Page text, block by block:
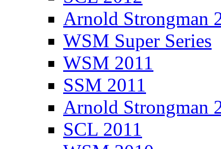
Arnold Strongman
WSM Super Series
WSM 2011
SSM 2011
Arnold Strongman
SCL 2011